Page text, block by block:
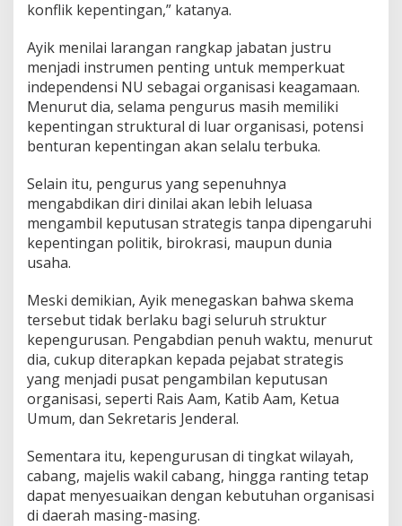
konflik kepentingan,” katanya.
Ayik menilai larangan rangkap jabatan justru
menjadi instrumen penting untuk memperkuat
independensi NU sebagai organisasi keagamaan.
Menurut dia, selama pengurus masih memiliki
kepentingan struktural di luar organisasi, potensi
benturan kepentingan akan selalu terbuka.
Selain itu, pengurus yang sepenuhnya
mengabdikan diri dinilai akan lebih leluasa
mengambil keputusan strategis tanpa dipengaruhi
kepentingan politik, birokrasi, maupun dunia
usaha.
Meski demikian, Ayik menegaskan bahwa skema
tersebut tidak berlaku bagi seluruh struktur
kepengurusan. Pengabdian penuh waktu, menurut
dia, cukup diterapkan kepada pejabat strategis
yang menjadi pusat pengambilan keputusan
organisasi, seperti Rais Aam, Katib Aam, Ketua
Umum, dan Sekretaris Jenderal.
Sementara itu, kepengurusan di tingkat wilayah,
cabang, majelis wakil cabang, hingga ranting tetap
dapat menyesuaikan dengan kebutuhan organisasi
di daerah masing-masing.